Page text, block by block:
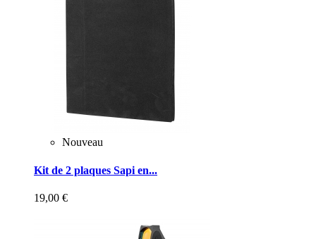
Nouveau
Kit de 2 plaques Sapi en...
19,00 €